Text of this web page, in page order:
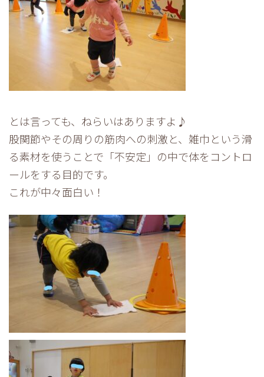
とは言っても、ねらいはありますよ♪
股関節やその周りの筋肉への刺激と、雑巾という滑
る素材を使うことで「不安定」の中で体をコントロ
ールをする目的です。
これが中々面白い！